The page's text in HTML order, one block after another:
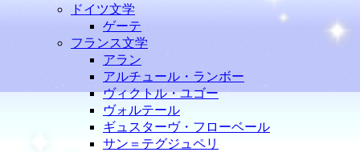
ドイツ文学
ゲーテ
フランス文学
アラン
アルチュール・ランボー
ヴィクトル・ユゴー
ヴォルテール
ギュスターヴ・フローベール
サン＝テグジュペリ